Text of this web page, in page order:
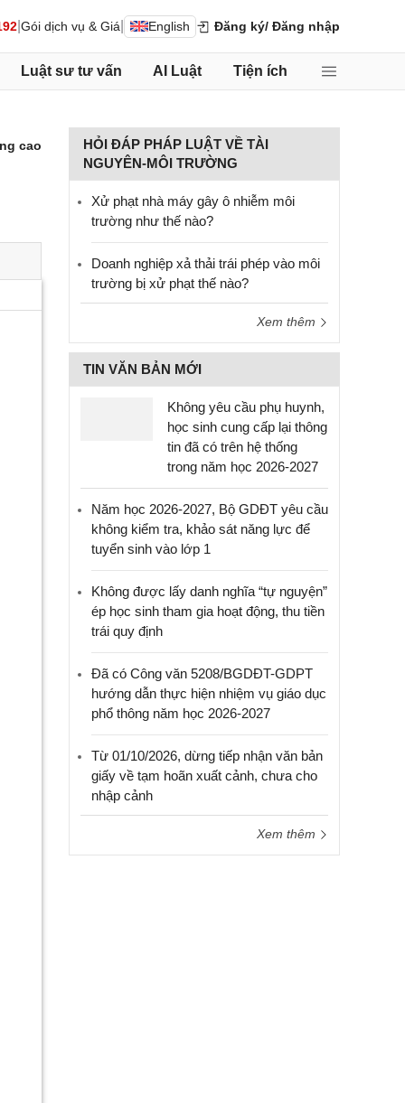
Gói dịch vụ & Giá English Đăng ký/ Đăng nhập
Luật sư tư vấn AI Luật Tiện ích
cao
HỎI ĐÁP PHÁP LUẬT VỀ TÀI
NGUYÊN-MÔI TRƯỜNG
Xử phạt nhà máy gây ô nhiễm môi
trường như thế nào?
Doanh nghiệp xả thải trái phép vào môi
trường bị xử phạt thế nào?
Xem thêm
TIN VĂN BẢN MỚI
Không yêu cầu phụ huynh,
học sinh cung cấp lại thông
tin đã có trên hệ thống
trong năm học 2026-2027
Năm học 2026-2027, Bộ GDĐT yêu cầu
không kiểm tra, khảo sát năng lực để
tuyển sinh vào lớp 1
Không được lấy danh nghĩa “tự nguyện”
ép học sinh tham gia hoạt động, thu tiền
trái quy định
Đã có Công văn 5208/BGDĐT-GDPT
hướng dẫn thực hiện nhiệm vụ giáo dục
phổ thông năm học 2026-2027
Từ 01/10/2026, dừng tiếp nhận văn bản
giấy về tạm hoãn xuất cảnh, chưa cho
nhập cảnh
Xem thêm